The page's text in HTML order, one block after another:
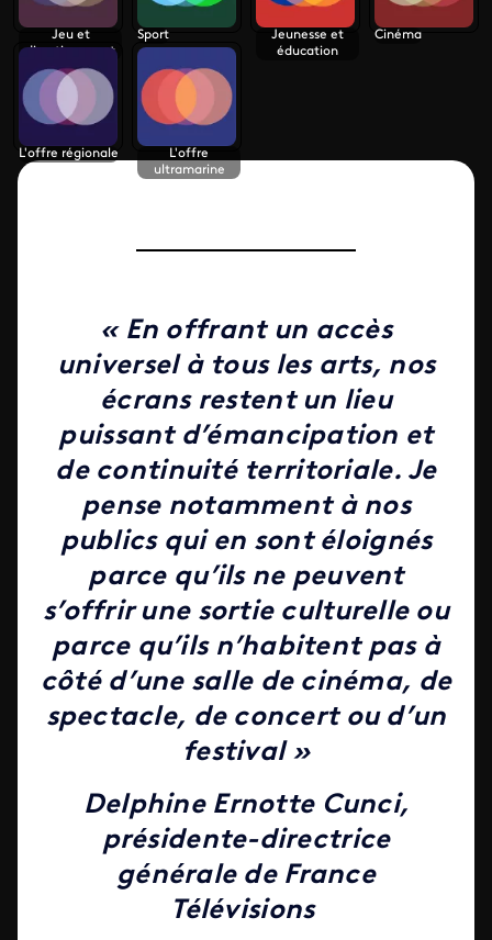
Jeu et
divertissement
Sport
Jeunesse et
éducation
Cinéma
L'offre régionale
L'offre
ultramarine
« En offrant un accès
universel à tous les arts, nos
écrans restent un lieu
puissant d’émancipation et
de continuité territoriale. Je
pense notamment à nos
publics qui en sont éloignés
parce qu’ils ne peuvent
s’offrir une sortie culturelle ou
parce qu’ils n’habitent pas à
côté d’une salle de cinéma, de
spectacle, de concert ou d’un
festival »
Delphine Ernotte Cunci,
présidente-directrice
générale de France
Télévisions